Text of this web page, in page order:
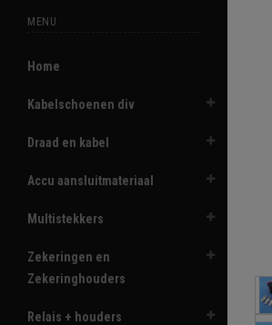
MENU
Home
Kabelschoenen div
Draad en kabel
Accu aansluitmateriaal
Multistekkers
Zekeringen en
Zekeringhouders
Relais + houders